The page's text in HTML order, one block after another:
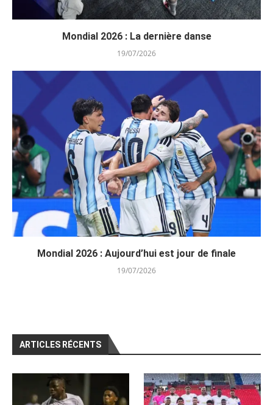
Mondial 2026 : La dernière danse
19/07/2026
Mondial 2026 : Aujourd’hui est jour de finale
19/07/2026
ARTICLES RÉCENTS